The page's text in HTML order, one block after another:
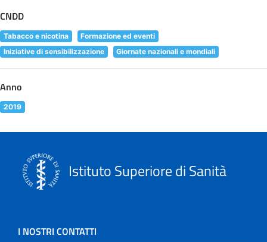
CNDD
Tabacco e nicotina
Formazione ed eventi
Iniziative di sensibilizzazione
Giornate nazionali e mondiali
Anno
2019
Istituto Superiore di Sanità
I NOSTRI CONTATTI